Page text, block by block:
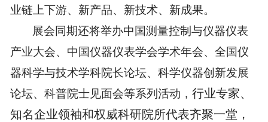
业链上下游、 新产品、新技术、新成果。
展会同期还将举办中国测量控制与仪器仪表
产业大会、 中国仪器仪表学会学术年会、 全国仪
器科学与技术学科院长论坛、科学仪器创新发展
论坛、科普院士见面会等系列活动， 行业专家、
知名企业领袖和权威科研院所代表齐聚一堂，